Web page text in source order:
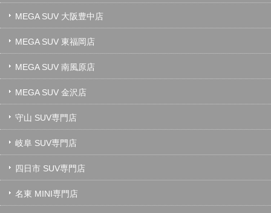
MEGA SUV 大阪豊中店
MEGA SUV 東福岡店
MEGA SUV 南風原店
MEGA SUV 金沢店
守山 SUV専門店
岐阜 SUV専門店
四日市 SUV専門店
名東 MINI専門店